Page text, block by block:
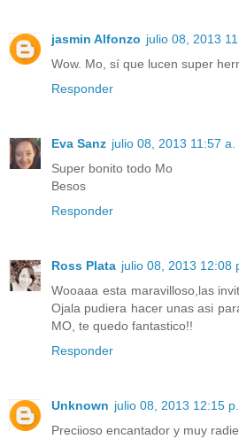
jasmin Alfonzo julio 08, 2013
Wow. Mo, sí que lucen super
Responder
Eva Sanz julio 08, 2013 11:57 a.
Super bonito todo Mo
Besos
Responder
Ross Plata julio 08, 2013 12:08
Wooaaa esta maravilloso,las
Ojala pudiera hacer unas asi
MO, te quedo fantastico!!
Responder
Unknown julio 08, 2013 12:15
Preciioso encantador y muy